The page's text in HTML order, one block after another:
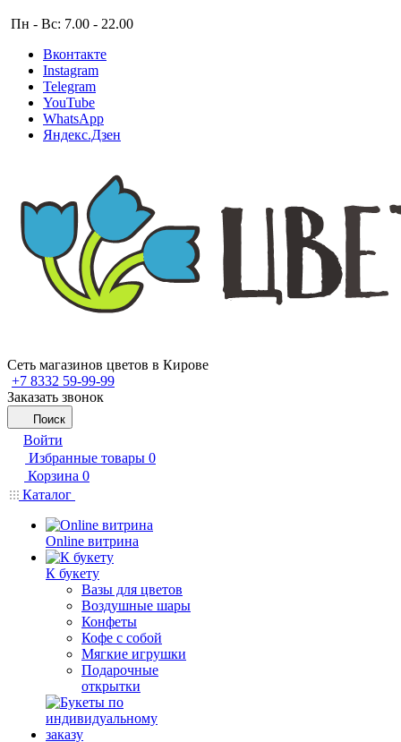
Пн - Вс: 7.00 - 22.00
Вконтакте
Instagram
Telegram
YouTube
WhatsApp
Яндекс.Дзен
Сеть магазинов цветов в Кирове
+7 8332 59-99-99
Заказать звонок
Поиск
Войти
Избранные товары 0
Корзина 0
Каталог
Online витрина
К букету
Вазы для цветов
Воздушные шары
Конфеты
Кофе с собой
Мягкие игрушки
Подарочные
открытки